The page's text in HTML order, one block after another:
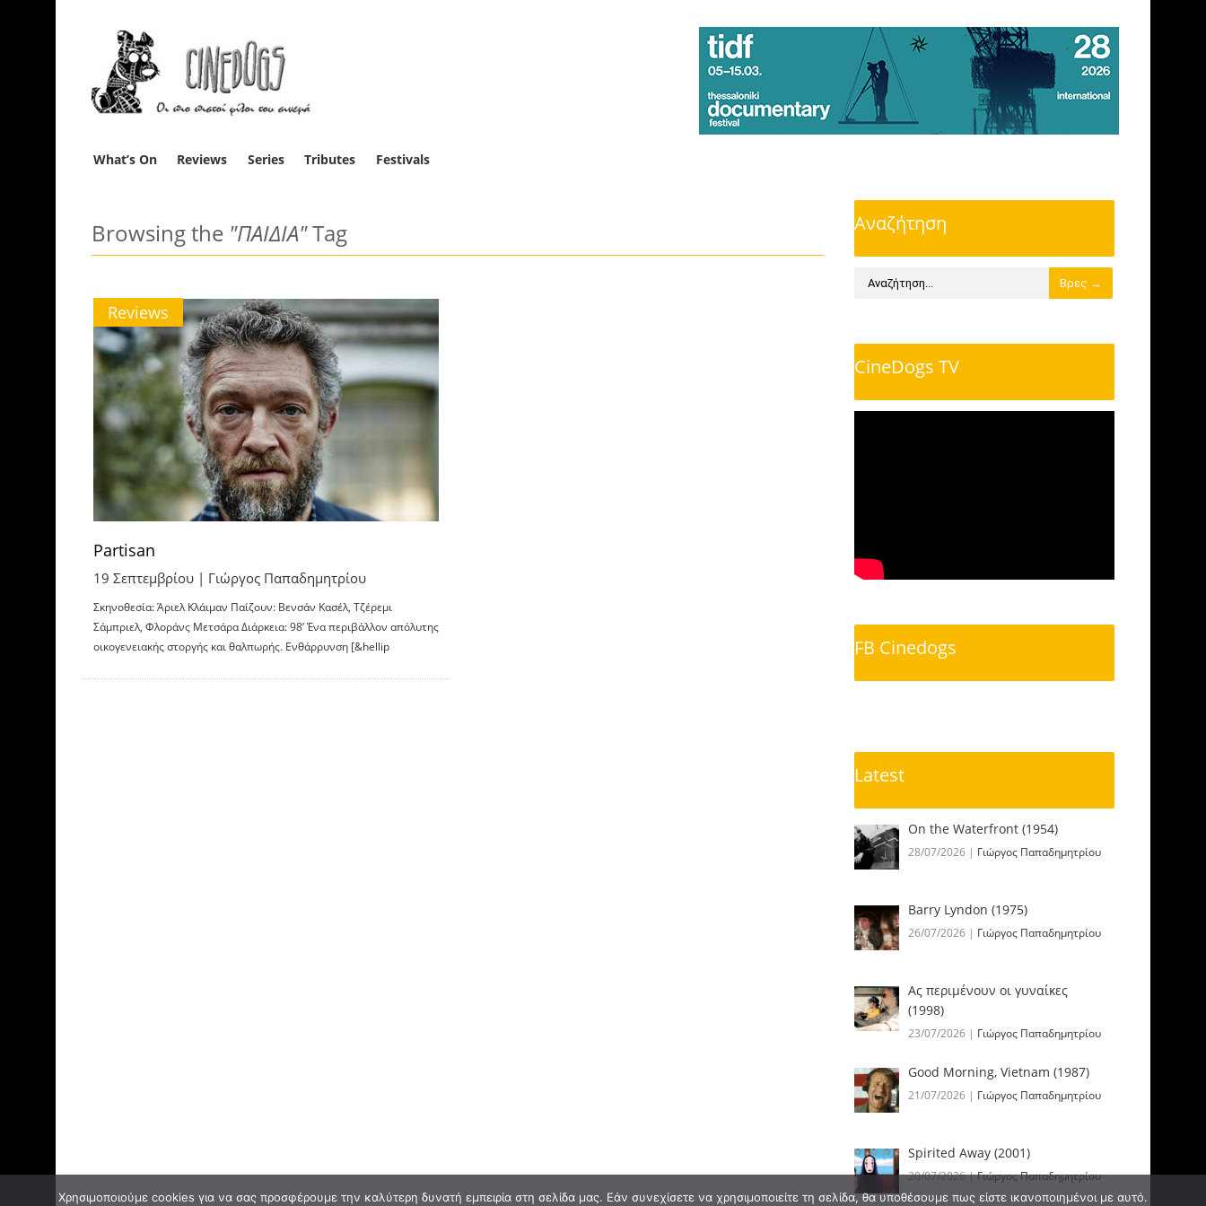
What’s On Reviews Series Tributes Festivals
Browsing the "ΠΑΙΔΙΑ"Tag
Reviews
Partisan
19 Σεπτεμβρίου | Γιώργος Παπαδημητρίου
Σκηνοθεσία: Άριελ Κλάιμαν Παίζουν: Βενσάν Κασέλ, Τζέρεμι
Σάμπριελ, Φλοράνς Μετσάρα Διάρκεια: 98’ Ένα περιβάλλον απόλυτης
οικογενειακής στοργής και θαλπωρής. Ενθάρρυνση [&hellip
Αναζήτηση
CineDogs TV
FB Cinedogs
Latest
On the Waterfront (1954)
28/07/2026 | Γιώργος Παπαδημητρίου
Barry Lyndon (1975)
26/07/2026 | Γιώργος Παπαδημητρίου
Ας περιμένουν οι γυναίκες
(1998)
23/07/2026 | Γιώργος Παπαδημητρίου
Good Morning, Vietnam (1987)
21/07/2026 | Γιώργος Παπαδημητρίου
Spirited Away (2001)
20/07/2026|Γιώργος Παπαδημητρίου
Χρησιμοποιούμε cookies για να σας προσφέρουμε την καλύτερη δυνατή εμπειρία στη σελίδα μας. Εάν συνεχίσετε να χρησιμοποιείτε τη σελίδα, θα υποθέσουμε πως είστε ικανοποιημένοι με αυτό.